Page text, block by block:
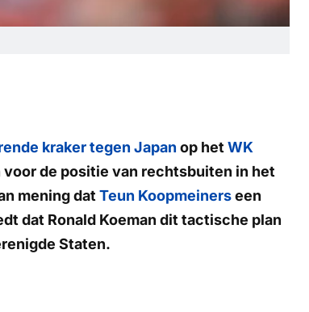
kraker tegen Japan op het WK
de positie van rechtsbuiten in het
mening dat Teun Koopmeinerseen
dat Ronald Koeman dit tactische plan
Staten.